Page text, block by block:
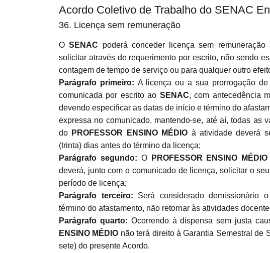
Acordo Coletivo de Trabalho do SENAC
36. Licença sem remuneração
OSENAC poderá conceder licença sem remuneração
solicitar através de requerimento por escrito, não sendo
contagem de tempo de serviço ou para qualquer outro
Parágrafo primeiro: A licença ou a sua prorrogação
comunicada por escrito ao SENAC, com antecedência
devendo especificar as datas de início e término do
expressa no comunicado, mantendo-se, até aí, todas as
do PROFESSOR ENSINO MÉDIO à atividade deverá
(trinta) dias antes do término da licença;
Parágrafo segundo: O PROFESSOR ENSINO
deverá, junto com o comunicado de licença, solicitar o
período de licença;
Parágrafo terceiro: Será considerado demissionário o
término do afastamento, não retornar às atividades
Parágrafo quarto: Ocorrendo à dispensa sem justa
ENSINO MÉDIO não terá direito à Garantia Semestral de
sete) do presente Acordo.